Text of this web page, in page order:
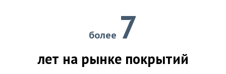
более 7
лет на рынке покрытий